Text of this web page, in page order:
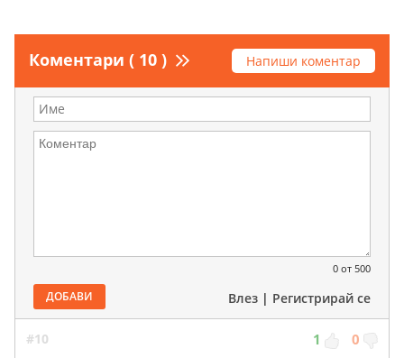
Коментари ( 10 ) Напиши коментар
0 от 500
ДОБАВИ Влез | Регистрирай се
#10 1 0